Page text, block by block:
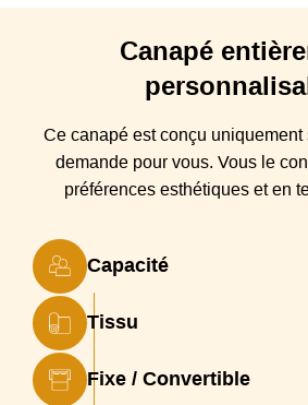
Déhoussable
Canapé
Largeur
couchage
Couchage 120,
Suspensions
Coussin(s)
Assise
Coussin(s)
Dossier
Mousse polyuréthane
Canapé
Ce canapé est conçu uniquement
demande pour vous. Vous le
préférences esthétiques et en
Capacité
Tissu
Fixe / Convertible